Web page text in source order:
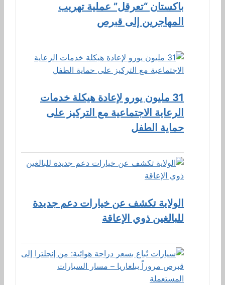
باكستان “تعرقل” عملية تهريب
المهاجرين إلى قبرص
31 مليون يورو لإعادة هيكلة خدمات
الرعاية الاجتماعية مع التركيز على
حماية الطفل
الولاية تكشف عن خيارات دعم جديدة
للبالغين ذوي الإعاقة